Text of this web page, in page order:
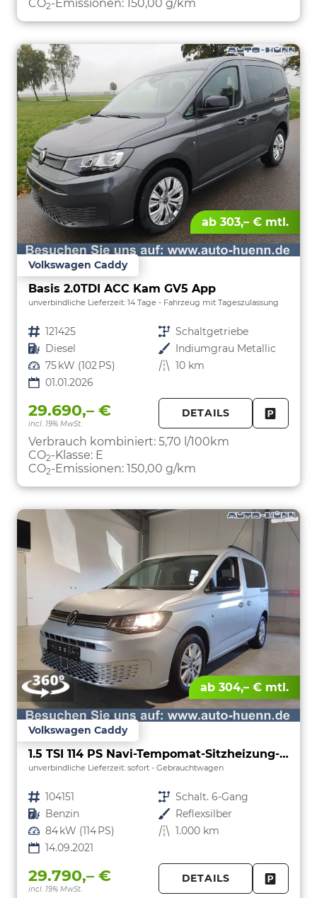
CO2-Emissionen: 150,00 g/km
ab 303,– € mtl.
Volkswagen Caddy
Basis 2.0TDI ACC Kam GV5 App
unverbindliche Lieferzeit: 14 Tage Fahrzeug mit Tageszulassung
Fahrzeugnr. 121425 Getriebe Schaltgetriebe
Kraftstoff Diesel Außenfarbe Indiumgrau Metallic
Leistung 75 kW (102 PS) Kilometerstand 10 km
01.01.2026
29.690,– €
incl. 19% MwSt.
DETAILS
Verbrauch kombiniert: 5,70 l/100km
CO2-Klasse: E
CO2-Emissionen: 150,00 g/km
ab 304,– € mtl.
Volkswagen Caddy
1.5 TSI 114 PS Navi-Tempomat-Sitzheizung-Rückfahrkamera-Klimaautomatik-PDC-PrivacyVerglasung-16''Alu
unverbindliche Lieferzeit: sofort Gebrauchtwagen
Fahrzeugnr. 104151 Getriebe Schalt. 6-Gang
Kraftstoff Benzin Außenfarbe Reflexsilber
Leistung 84 kW (114 PS) Kilometerstand 1.000 km
14.09.2021
29.790,– €
incl. 19% MwSt.
DETAILS